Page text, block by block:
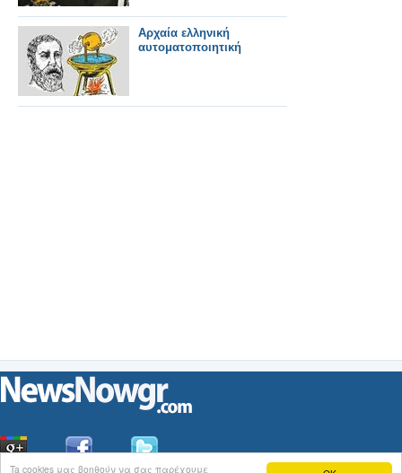
Ta cookies μας βοηθούν να σας παρέχουμε
Αρχαία ελληνική
αυτοματοποιητική